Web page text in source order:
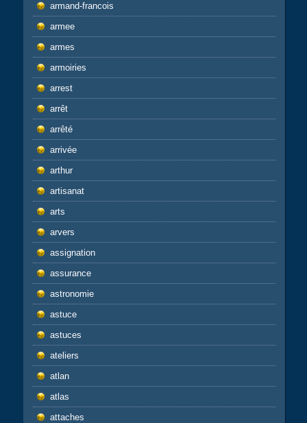
armand-francois
armee
armes
armoiries
arrest
arrêt
arrêté
arrivée
arthur
artisanat
arts
arvers
assignation
assurance
astronomie
astuce
astuces
ateliers
atlan
atlas
attaches